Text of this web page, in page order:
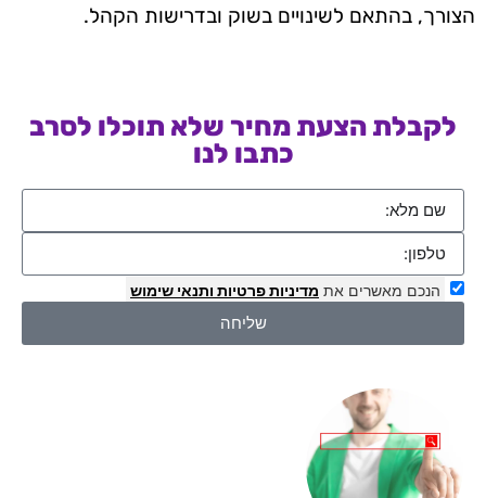
הצורך, בהתאם לשינויים בשוק ובדרישות הקהל.
לקבלת הצעת מחיר שלא תוכלו לסרב
כתבו לנו
הנכם מאשרים את מדיניות פרטיות ותנאי שימוש
שליחה